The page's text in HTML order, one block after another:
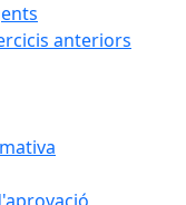
anteriors